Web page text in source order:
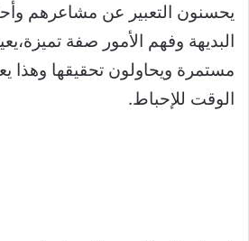
يحسنون التعبير عن مشاعرهم
البديهة وفهم الأمور صفة
مستمرة ويحاولون تحقيقها
الوقت للإحباط.